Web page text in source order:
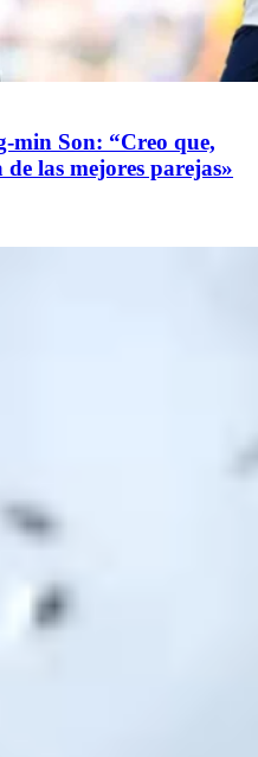
min Son: “Creo que,
las mejores parejas»